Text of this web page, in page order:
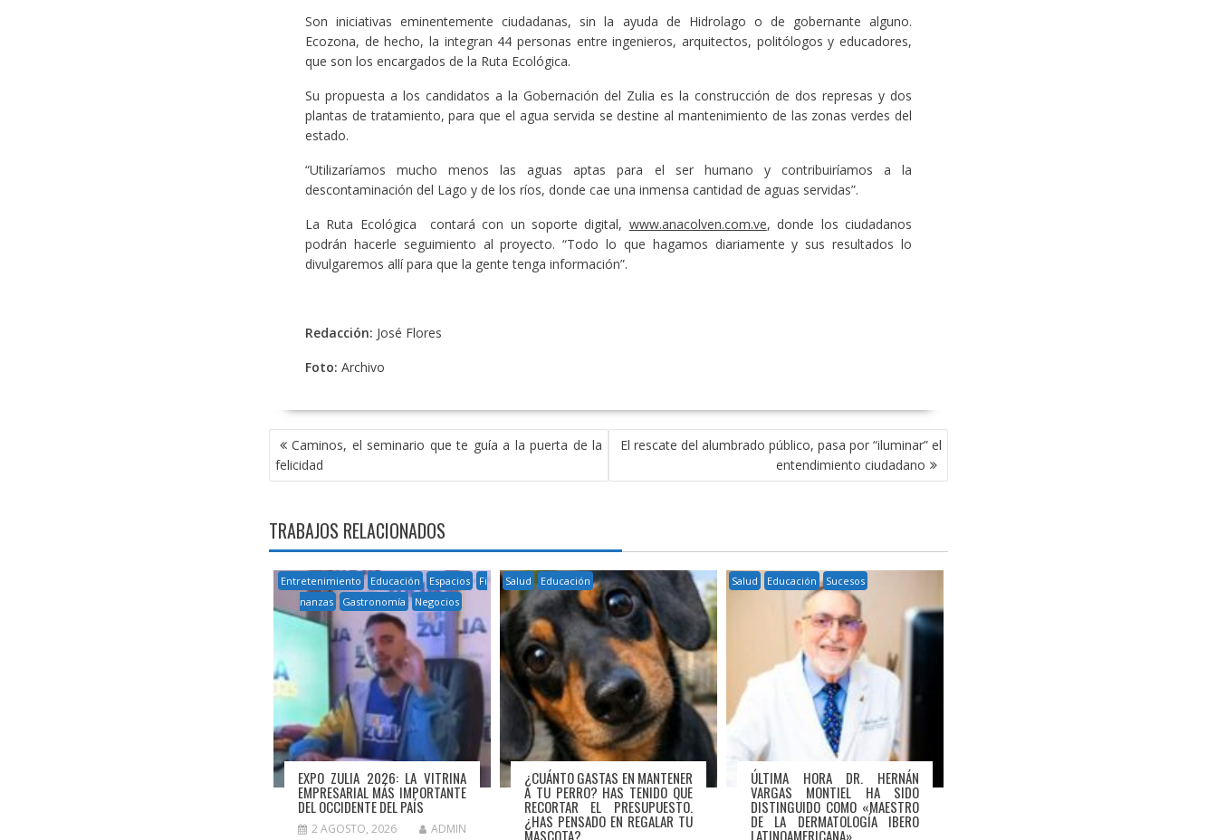
Son iniciativas eminentemente ciudadanas, sin la ayuda de Hidrolago o de gobernante alguno.
Ecozona, de hecho, la integran 44 personas entre ingenieros, arquitectos, politólogos y educadores,
que son los encargados de la Ruta Ecológica.
Su propuesta a los candidatos a la Gobernación del Zulia es la construcción de dos represas y dos
plantas de tratamiento, para que el agua servida se destine al mantenimiento de las zonas verdes del
estado.
“Utilizaríamos mucho menos las aguas aptas para el ser humano y contribuiríamos a la
descontaminación del Lago y de los ríos, donde cae una inmensa cantidad de aguas servidas”.
La Ruta Ecológica contará con un soporte digital, www.anacolven.com.ve, donde los ciudadanos
podrán hacerle seguimiento al proyecto. “Todo lo que hagamos diariamente y sus resultados lo
divulgaremos allí para que la gente tenga información”.
Redacción: José Flores
Foto: Archivo
NAVEGACIÓN
DE
ENTRADAS
Caminos, el seminario que te guía a la puerta de la
felicidad
El rescate del alumbrado público, pasa por “iluminar” el
entendimiento ciudadano
TRABAJOS RELACIONADOS
Entretenimiento Educación Espacios
Fi
nanzas
Gastronomía Negocios
EXPO ZULIA 2026: LA VITRINA
EMPRESARIAL MÁS IMPORTANTE
DEL OCCIDENTE DEL PAÍS
2 AGOSTO, 2026 ADMIN
Salud Educación
¿CUÁNTO GASTAS EN MANTENER
A TU PERRO? HAS TENIDO QUE
RECORTAR EL PRESUPUESTO.
¿HAS PENSADO EN REGALAR TU
MASCOTA?
Salud Educación Sucesos
ÚLTIMA HORA DR. HERNÁN
VARGAS MONTIEL HA SIDO
DISTINGUIDO COMO «MAESTRO
DE LA DERMATOLOGÍA IBERO
LATINOAMERICANA»